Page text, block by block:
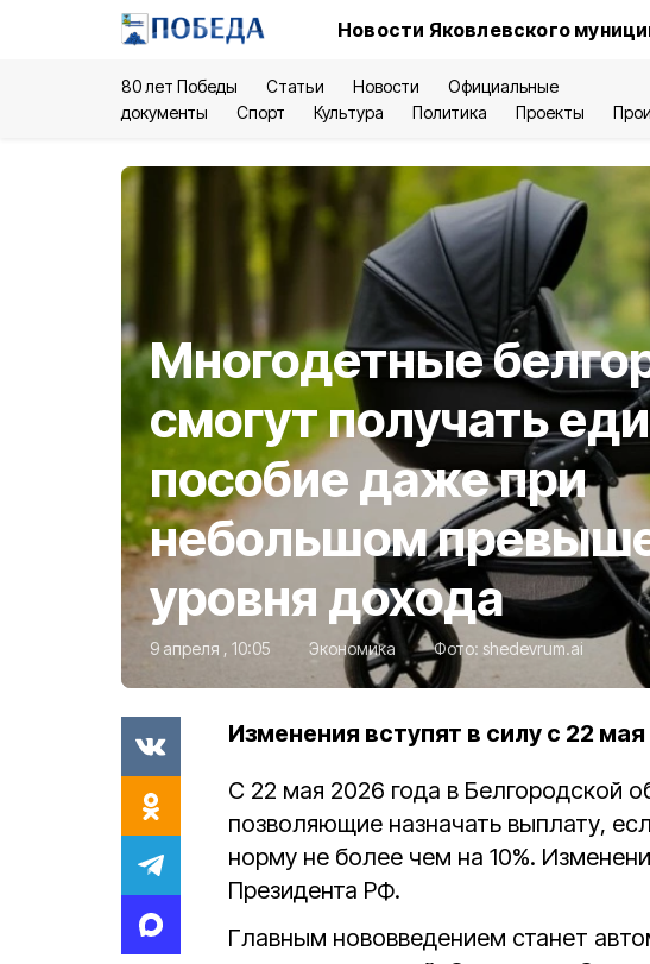
Новости Яковлевского
80 лет Победы Статьи Новости
Официальные
документы
Спорт Культура Политика Проекты
Многодетные
смогут получать
пособие даже при
небольшом
уровня дохода
9 апреля , 10:05 Экономика Фото: shedevrum.ai
Изменения вступят в силу с 22
С 22 мая 2026 года в Белгородской
позволяющие назначать выплату,
норму не более чем на 10%.
Президента РФ.
Главным нововведением станет